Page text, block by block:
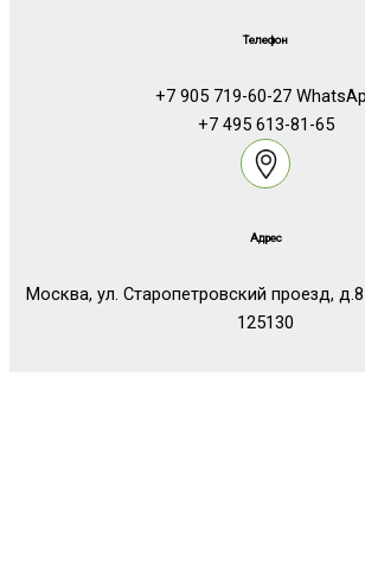
Телефон
+7 905 719-60-27
+7 495 613-81-65
Адрес
Москва, ул. Старопетровский проезд,
125130